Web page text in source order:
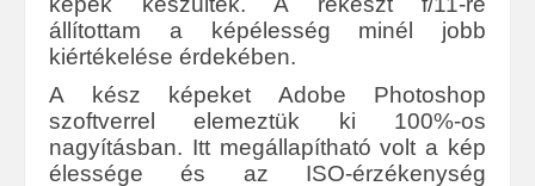
állítottam a képélesség minél jobb
kiértékelése érdekében.
A kész képeket Adobe Photoshop
szoftverrel elemeztük ki 100%-os
nagyításban. Itt megállapítható volt a kép
élessége és az ISO-érzékenység